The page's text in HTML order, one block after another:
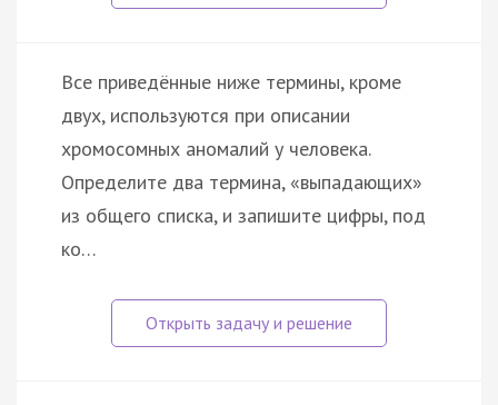
Все приведённые ниже термины, кроме
двух, используются при описании
хромосомных аномалий у человека.
Определите два термина, «выпадающих»
из общего списка, и запишите цифры, под
ко…